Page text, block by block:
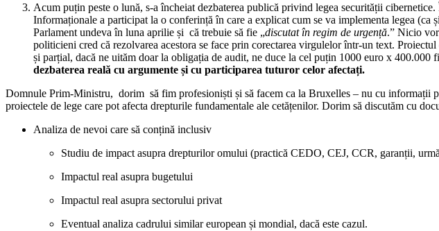
Acum puțin peste o lună, s-a încheiat dezbaterea publică privind legea securității
Informaționale a participat la o conferință în care a explicat cum se va implementa legea
Parlament undeva în luna aprilie și că trebuie să fie „discutat în regim de urgență.” Nicio
politicieni cred că rezolvarea acestora se face prin corectarea virgulelor într-un text.
și parțial, dacă ne uităm doar la obligația de audit, ne duce la cel puțin 1000 euro x 400.000
dezbaterea reală cu argumente și cu participarea tuturor celor afectați.
Domnule Prim-Ministru, dorim să fim profesioniști și să facem ca la Bruxelles – nu cu informații
proiectele de lege care pot afecta drepturile fundamentale ale cetățenilor. Dorim să discutăm cu
Analiza de nevoi care să conțină inclusiv
Studiu de impact asupra drepturilor omului (practică CEDO, CEJ, CCR, garanții,
Impactul real asupra bugetului
Impactul real asupra sectorului privat
Eventual analiza cadrului similar european și mondial, dacă este cazul.